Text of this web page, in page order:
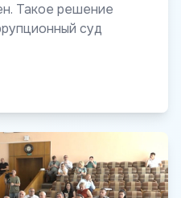
Такое решение
суд